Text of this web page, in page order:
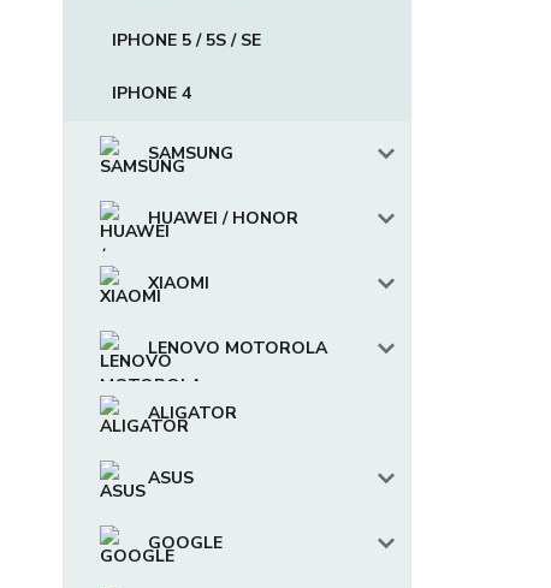
IPHONE 5 / 5S / SE
IPHONE 4
SAMSUNG
HUAWEI / HONOR
XIAOMI
LENOVO MOTOROLA
ALIGATOR
ASUS
GOOGLE